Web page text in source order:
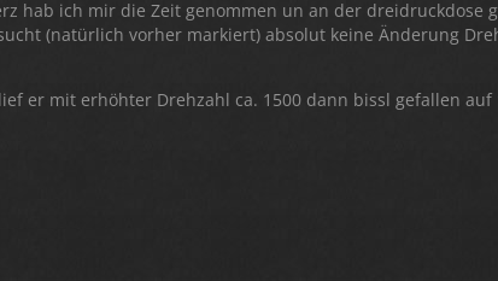
hab ich mir die Zeit genommen un an der dreidruckdose
(natürlich vorher markiert) absolut keine Änderung
er mit erhöhter Drehzahl ca. 1500 dann bissl gefallen auf